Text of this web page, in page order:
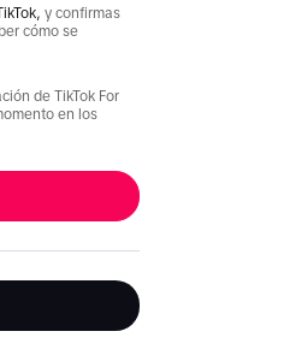
qué
de configuración
Ads Manager te
y confirmas
cómo se
de TikTok For
en los